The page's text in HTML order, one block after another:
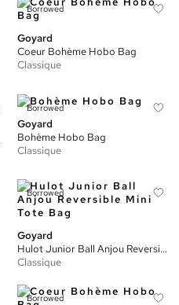
Borrowed
Goyard
Coeur Bohème Hobo Bag
Classique
Borrowed
Goyard
Bohème Hobo Bag
Classique
Borrowed
Goyard
Hulot Junior Ball Anjou Reversible Mini Tote Bag
Classique
Borrowed